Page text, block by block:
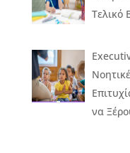
Τελικό
να